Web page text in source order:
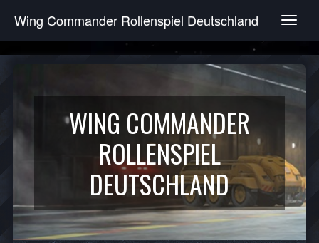
T
g
e
v
g
a
t
i
o
n
Wing Commander Rollenspiel Deutschland
WING COMMANDER
ROLLENSPIEL
DEUTSCHLAND